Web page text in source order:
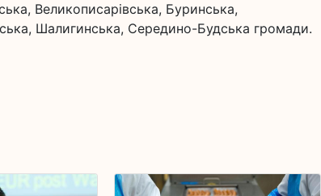
Великописарівська, Буринська,
Шалигинська, Середино-Будська громади.